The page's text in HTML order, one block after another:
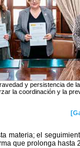
y persistencia de
la coordinación y la
materia; el
que prolonga hasta